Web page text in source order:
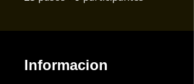
Informacion